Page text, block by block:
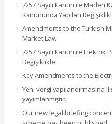
7257 Sayılı Kanun ile Maden
Kanununda Yapılan
Amendments to the Turkish
Market Law
7257 Sayılı Kanun ile Elektrik
Değişiklikler
Key Amendments to the
Yeni vergi yapılandırmasına
yayımlanmıştır.
Our new legal briefing